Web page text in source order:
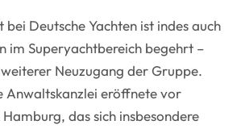
Deutsche Yachten ist indes auch
im Superyachtbereich begehrt –
Neuzugang der Gruppe.
Anwaltskanzlei eröffnete vor
das sich insbesondere